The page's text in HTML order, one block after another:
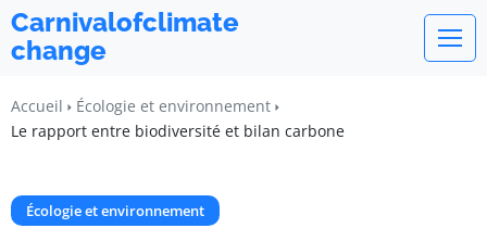
Carnivalofclimate
change
Accueil
Écologie et environnement
Le rapport entre biodiversité et bilan carbone
Écologie et environnement